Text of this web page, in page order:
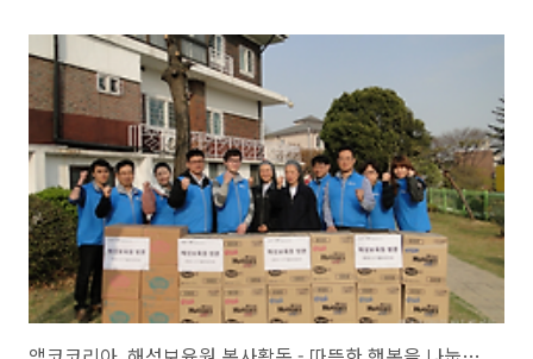
에 모두 사진 찍기에 여념이 없었지요. 주린 배를 달래기 위해 두 번째로
찾아간 곳은 해녀들이 운영하는 조그마한 식당이었습니다. 해녀들이 갓
잡아온 소라, 멍게, 해삼으로 게눈 감추듯 배고픔을 달랜 후, 첫날 일정의
하이라이트인 다랑쉬오름을 향해 발걸음을 옮겼습니다. 제주시 구좌읍
세화리에 있는 다랑쉬오름은 월랑봉(月郞峰)이라고도 합니다. ‘높은 봉
우리’라는 뜻..